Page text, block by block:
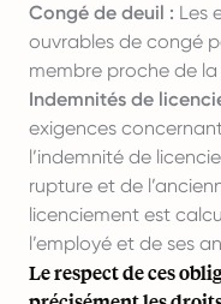
Congé de deuil : Les
ouvrables de congé
membre proche de la
Indemnités de
exigences
l’indemnité de
rupture et de
licenciement est
l’employé et de ses
Le respect de ces